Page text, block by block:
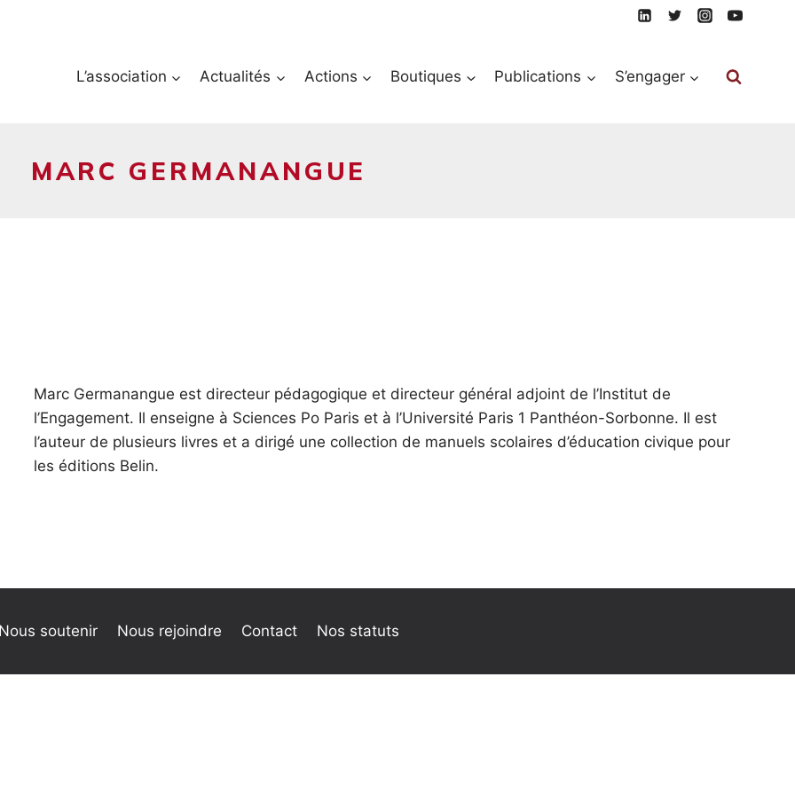
L’association
Actualités Actions Boutiques Publications S’engager
MARC GERMANANGUE
Marc Germanangue est directeur pédagogique et directeur général adjoint de l’Institut de
l’Engagement. Il enseigne à Sciences Po Paris et à l’Université Paris 1 Panthéon-Sorbonne. Il est
l’auteur de plusieurs livres et a dirigé une collection de manuels scolaires d’éducation civique pour
les éditions Belin.
Nous soutenir Nous rejoindre Contact Nos statuts